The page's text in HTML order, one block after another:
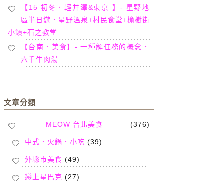
【15 初冬．輕井澤&東京 】- 星野地
區半日遊．星野溫泉+村民食堂+榆樹街
小鎮+石之教堂
【台南．美食】- 一種解任務的概念．
六千牛肉湯
文章分類
——— MEOW 台北美食 ——— (376)
中式．火鍋．小吃 (39)
外縣市美食 (49)
戀上星巴克 (27)